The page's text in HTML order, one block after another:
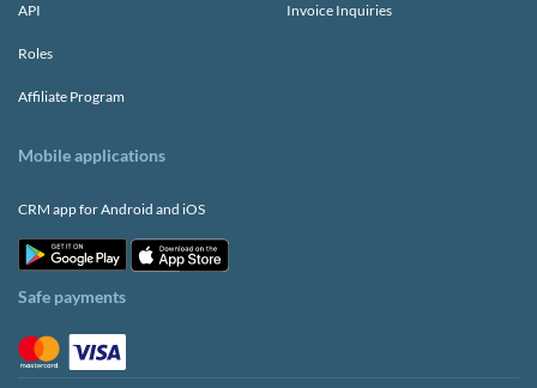
API
Roles
Affiliate Program
Invoice Inquiries
Mobile applications
CRM app for Android and iOS
Safe payments